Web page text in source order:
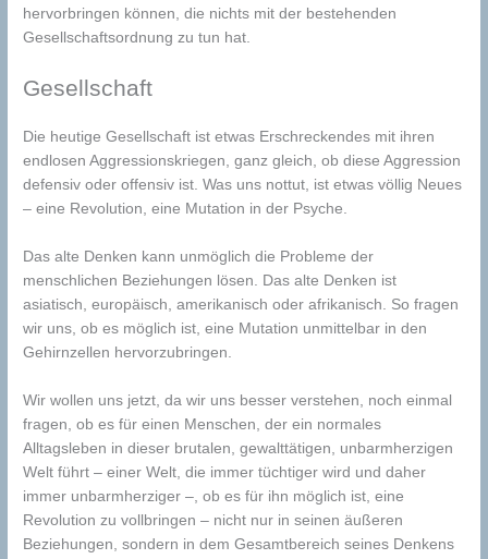
hervorbringen können, die nichts mit der bestehenden
Gesellschaftsordnung zu tun hat.
Gesellschaft
Die heutige Gesellschaft ist etwas Erschreckendes mit ihren
endlosen Aggressionskriegen, ganz gleich, ob diese Aggression
defensiv oder offensiv ist. Was uns nottut, ist etwas völlig Neues
– eine Revolution, eine Mutation in der Psyche.
Das alte Denken kann unmöglich die Probleme der
menschlichen Beziehungen lösen. Das alte Denken ist
asiatisch, europäisch, amerikanisch oder afrikanisch. So fragen
wir uns, ob es möglich ist, eine Mutation unmittelbar in den
Gehirnzellen hervorzubringen.
Wir wollen uns jetzt, da wir uns besser verstehen, noch einmal
fragen, ob es für einen Menschen, der ein normales
Alltagsleben in dieser brutalen, gewalttätigen, unbarmherzigen
Welt führt – einer Welt, die immer tüchtiger wird und daher
immer unbarmherziger –, ob es für ihn möglich ist, eine
Revolution zu vollbringen – nicht nur in seinen äußeren
Beziehungen, sondern in dem Gesamtbereich seines Denkens